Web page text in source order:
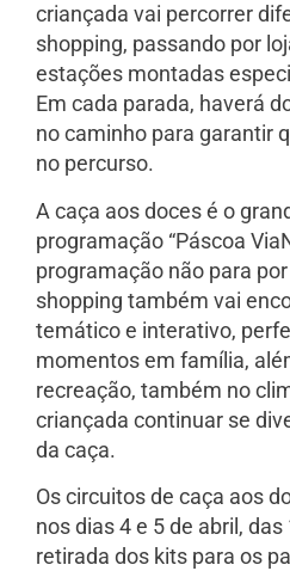
criançada vai percorrer
shopping, passando por
estações montadas
Em cada parada, haverá
no caminho para garantir
no percurso.
A caça aos doces é o
programação “Páscoa
programação não para
shopping também vai
temático e interativo,
momentos em família,
recreação, também no
criançada continuar se
da caça.
Os circuitos de caça aos
nos dias 4 e 5 de abril,
retirada dos kits para os